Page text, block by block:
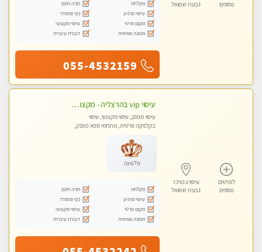
נוספים
גבעת שמואל
מקלחת
חניה חינם
עיסוי מרגיע
נקי ומסודר
מקום פרטי
עיסוי מקצועי
תמונה אמיתית
דוברת עיברית
055-4532159
לפרטים
נוספים
עיסוי במרכז
גבעת שמואל
עיסוי vip בהרצליה - מקצועי ומפנק ומקצועי ומיוחד
עיסוי מפנק, עיסוי מקצועי, עיסוי
בקלניקה פרטית, מתחמי ספא מפנק,
פלטינה
מקלחת
חניה חינם
עיסוי מרגיע
נקי ומסודר
מקום פרטי
עיסוי מקצועי
תמונה אמיתית
דוברת עיברית